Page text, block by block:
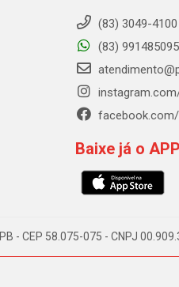
(83) 3049-4100
(83) 991485095
Baixe já o
- CEP 58.075-075 - CNPJ